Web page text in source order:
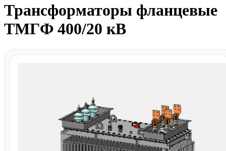
Трансформаторы фланцевые
ТМГФ 400/20 кВ